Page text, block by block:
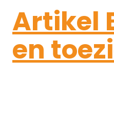
Artikel
en